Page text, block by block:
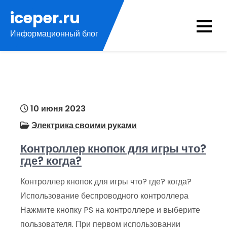
содержимому
iceper.ru
Информационный блог
10 июня 2023
Электрика своими руками
Контроллер кнопок для игры что?
где? когда?
Контроллер кнопок для игры что? где? когда?
Использование беспроводного контроллера
Нажмите кнопку PS на контроллере и выберите
пользователя. При первом использовании